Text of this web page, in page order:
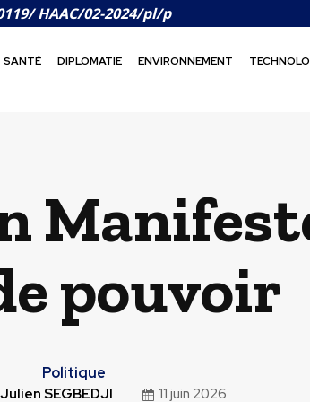
HAAC/02-2024/pl/p
SANTÉ DIPLOMATIE ENVIRONNEMENT
pouvoir
Politique
Julien SEGBEDJI 11 juin 2026